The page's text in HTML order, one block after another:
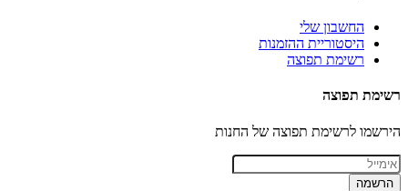
החשבון שלי
היסטוריית ההזמנות
רשימת תפוצה
רשימת תפוצה
הירשמו לרשימת תפוצה של החנות
הרשמה